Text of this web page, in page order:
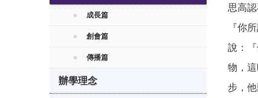
思高
『你
說：
物，
步，
成長篇
創會篇
傳播篇
辦學理念